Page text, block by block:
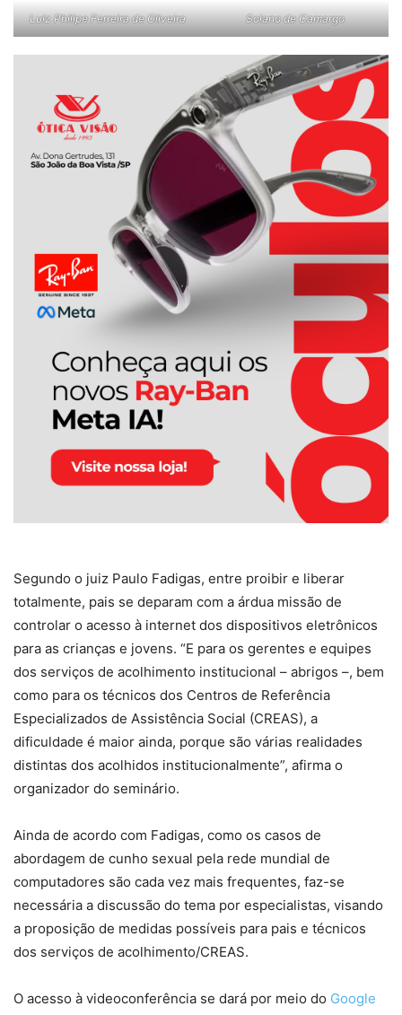
Luiz Philipe Ferreira de Oliveira Solano de Camargo
Segundo o juiz Paulo Fadigas, entre proibir e liberar
totalmente, pais se deparam com a árdua missão de
controlar o acesso à internet dos dispositivos eletrônicos
para as crianças e jovens. “E para os gerentes e equipes
dos serviços de acolhimento institucional – abrigos –, bem
como para os técnicos dos Centros de Referência
Especializados de Assistência Social (CREAS), a
dificuldade é maior ainda, porque são várias realidades
distintas dos acolhidos institucionalmente”, afirma o
organizador do seminário.
Ainda de acordo com Fadigas, como os casos de
abordagem de cunho sexual pela rede mundial de
computadores são cada vez mais frequentes, faz-se
necessária a discussão do tema por especialistas, visando
a proposição de medidas possíveis para pais e técnicos
dos serviços de acolhimento/CREAS.
O acesso à videoconferência se dará por meio do Google